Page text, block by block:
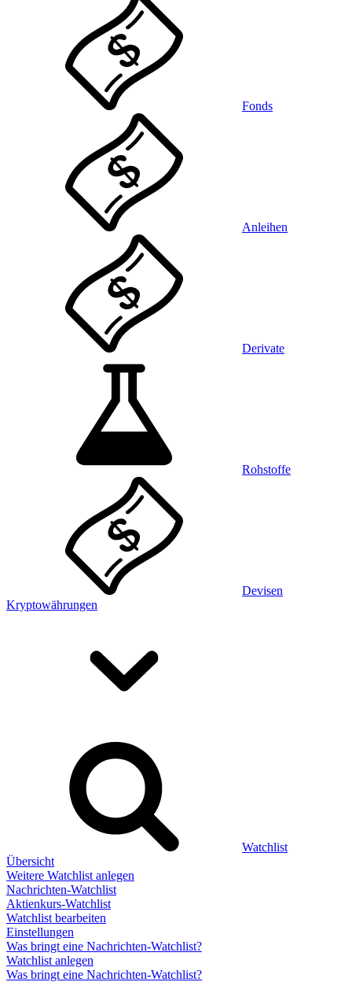
Fonds
Anleihen
Derivate
Rohstoffe
Devisen
Kryptowährungen
Watchlist
Übersicht
Weitere Watchlist anlegen
Nachrichten-Watchlist
Aktienkurs-Watchlist
Watchlist bearbeiten
Einstellungen
Was bringt eine Nachrichten-Watchlist?
Watchlist anlegen
Was bringt eine Nachrichten-Watchlist?